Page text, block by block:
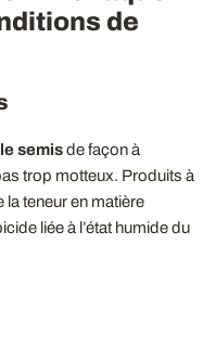
de
semisde façon à
trop motteux. Produits à
la teneur en matière
liée à l’état humide du